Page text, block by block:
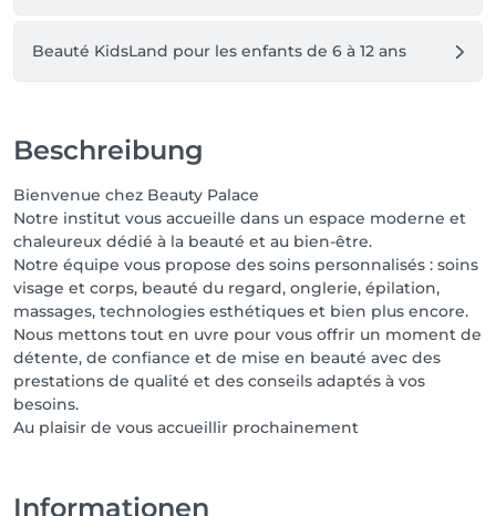
Beauté KidsLand pour les enfants de 6 à 12 ans
Beschreibung
Bienvenue chez Beauty Palace
Notre institut vous accueille dans un espace moderne et
chaleureux dédié à la beauté et au bien-être.
Notre équipe vous propose des soins personnalisés : soins
visage et corps, beauté du regard, onglerie, épilation,
massages, technologies esthétiques et bien plus encore.
Nous mettons tout en uvre pour vous offrir un moment de
détente, de confiance et de mise en beauté avec des
prestations de qualité et des conseils adaptés à vos
besoins.
Au plaisir de vous accueillir prochainement
Informationen